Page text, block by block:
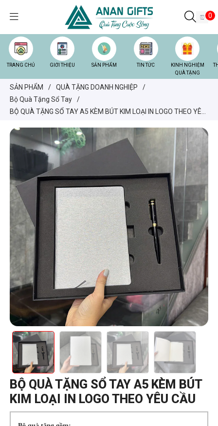
0
TRANG CHỦ GIỚI THIỆU SẢN PHẨM TIN TỨC
KINH NGHIỆM
QUÀ TẶNG
SẢN PHẨM / QUÀ TẶNG DOANH NGHIỆP
/
Bộ Quà Tặng Sổ Tay
/
BỘ QUÀ TẶNG SỔ TAY A5 KÈM BÚT KIM LOẠI IN LOGO THEO YÊU
BỘ QUÀ TẶNG SỔ TAY A5 KÈM BÚT
KIM LOẠI IN LOGO THEO YÊU CẦU